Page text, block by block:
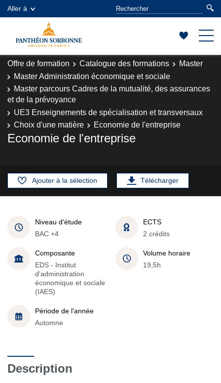
Aller à
Offre de formation Catalogue des formations
Master
Master Administration économique et sociale
Master parcours Cadres de la mutualité, des assurances
et de la prévoyance
UE3 Enseignements de spécialisation et transversaux
Choix d'une matière
Economie de l'entreprise
Economie de l'entreprise
Ajouter à la sélection Télécharger
Niveau d'étude
BAC +4
ECTS
2 crédits
Composante
EDS - Institut
d'administration
économique et sociale
(IAES)
Volume horaire
19,5h
Période de l'année
Automne
Description